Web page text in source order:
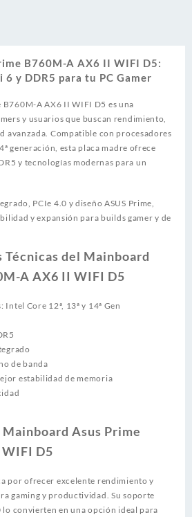
B760M-A AX6 II WIFI D5:
y DDR5 para tu PC Gamer
B760M-A AX6 II WIFI D5 es una
y usuarios que buscan rendimiento,
avanzada. Compatible con procesadores
generación, esta placa madre ofrece
y tecnologías modernas para un
PCIe 4.0 y diseño ASUS Prime,
y expansión para builds gamer y de
Técnicas del Mainboard
A AX6 II WIFI D5
Core 12ª, 13ª y 14ª Gen
de banda
estabilidad de memoria
Asus Prime
D5
por ofrecer excelente rendimiento y
gaming y productividad. Su soporte
lo convierten en una opción ideal para